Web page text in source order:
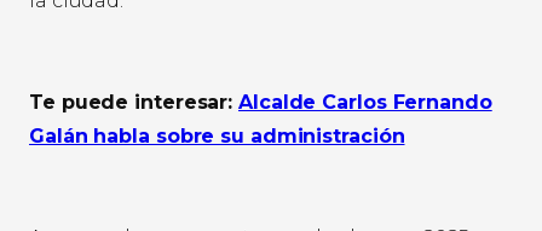
Te puede interesar: Alcalde Carlos Fernando
Galán habla sobre su administración